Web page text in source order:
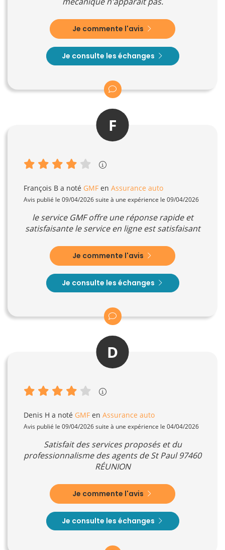
Je commente l'avis
Je consulte les échanges
F
François B a noté GMF en Assurance auto
Avis publié le 09/04/2026 suite à une expérience le 09/04/2026
le service GMF offre une réponse rapide et
satisfaisante le service en ligne est satisfaisant
Je commente l'avis
Je consulte les échanges
D
Denis H a noté GMF en Assurance auto
Avis publié le 09/04/2026 suite à une expérience le 04/04/2026
Satisfait des services proposés et du
professionnalisme des agents de St Paul 97460
RÉUNION
Je commente l'avis
Je consulte les échanges